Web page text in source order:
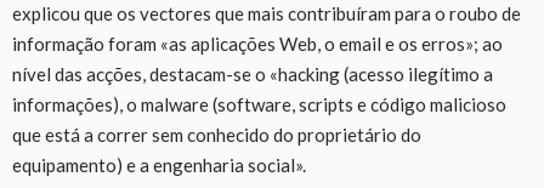
explicou que os vectores que mais contribuíram para o roubo de
informação foram «as aplicações Web, o email e os erros»; ao
nível das acções, destacam-se o «hacking (acesso ilegítimo a
informações), o malware (software, scripts e código malicioso
que está a correr sem conhecido do proprietário do
equipamento) e a engenharia social».